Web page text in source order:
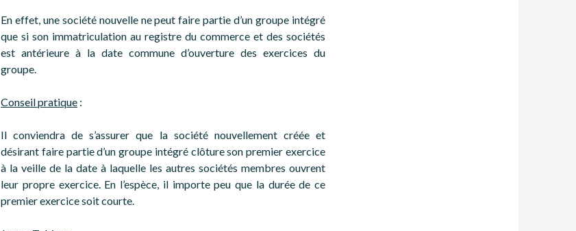
En effet, une société nouvelle ne peut faire partie d’un groupe intégré
que si son immatriculation au registre du commerce et des sociétés
est antérieure à la date commune d’ouverture des exercices du
groupe.
Conseil pratique :
Il conviendra de s’assurer que la société nouvellement créée et
désirant faire partie d’un groupe intégré clôture son premier exercice
à la veille de la date à laquelle les autres sociétés membres ouvrent
leur propre exercice. En l’espèce, il importe peu que la durée de ce
premier exercice soit courte.